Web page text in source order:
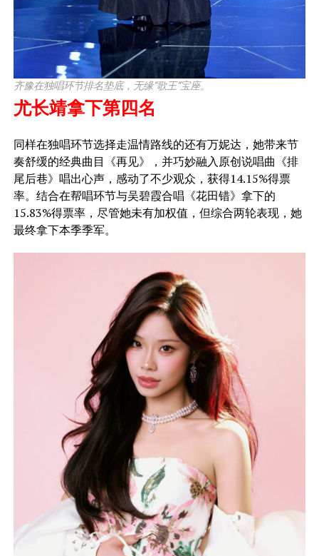
齐豫在独唱环节排名垫底，无缘“歌王”宝座。
尤长靖拿下第四名
​同样在独唱环节选择走温情路线的还有万妮达，她带来节
奏舒缓的经典曲目《再见》，并巧妙融入原创说唱曲《排
尾后巷》唱出心声，感动了不少观众，获得14.15%得票
率。结合在帮唱环节与吴碧霞合唱《花田错》拿下的
15.83%得票率，尽管她未有加权值，但综合两轮表现，她
最终拿下本季季军。